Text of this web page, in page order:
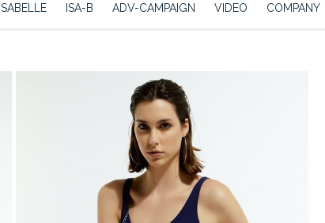
ISABELLE ISA-B ADV-CAMPAIGN VIDEO COMPANY